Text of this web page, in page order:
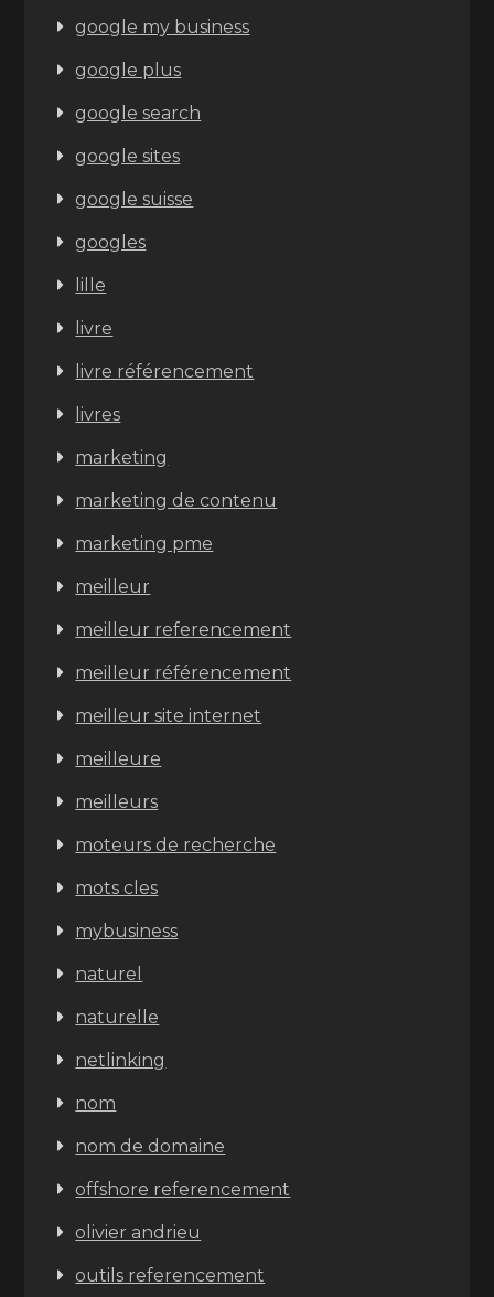
google my business
google plus
google search
google sites
google suisse
googles
lille
livre
livre référencement
livres
marketing
marketing de contenu
marketing pme
meilleur
meilleur referencement
meilleur référencement
meilleur site internet
meilleure
meilleurs
moteurs de recherche
mots cles
mybusiness
naturel
naturelle
netlinking
nom
nom de domaine
offshore referencement
olivier andrieu
outils referencement